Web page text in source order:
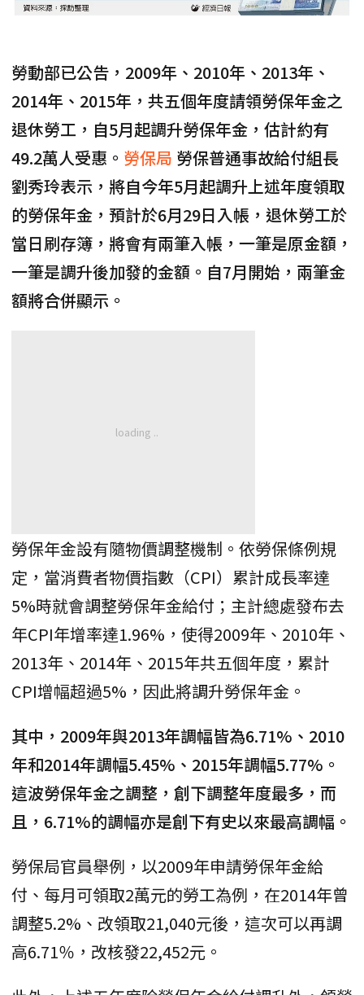
勞動部已公告，2009年、2010年、2013年、
2014年、2015年，共五個年度請領勞保年金之
退休勞工，自5月起調升勞保年金，估計約有
49.2萬人受惠。 勞保局 勞保普通事故給付組長
劉秀玲表示，將自今年5月起調升上述年度領取
的勞保年金，預計於6月29日入帳，退休勞工於
當日刷存簿，將會有兩筆入帳，一筆是原金額，
一筆是調升後加發的金額。自7月開始，兩筆金
額將合併顯示。
勞保年金設有隨物價調整機制。依勞保條例規
定，當消費者物價指數（CPI）累計成長率達
5%時就會調整勞保年金給付；主計總處發布去
年CPI年增率達1.96%，使得2009年、2010年、
2013年、2014年、2015年共五個年度，累計
CPI增幅超過5%，因此將調升勞保年金。
其中，2009年與2013年調幅皆為6.71%、2010
年和2014年調幅5.45%、2015年調幅5.77%。
這波勞保年金之調整，創下調整年度最多，而
且，6.71%的調幅亦是創下有史以來最高調幅。
勞保局官員舉例，以2009年申請勞保年金給
付、每月可領取2萬元的勞工為例，在2014年曾
調整5.2%、改領取21,040元後，這次可以再調
高6.71％，改核發22,452元。